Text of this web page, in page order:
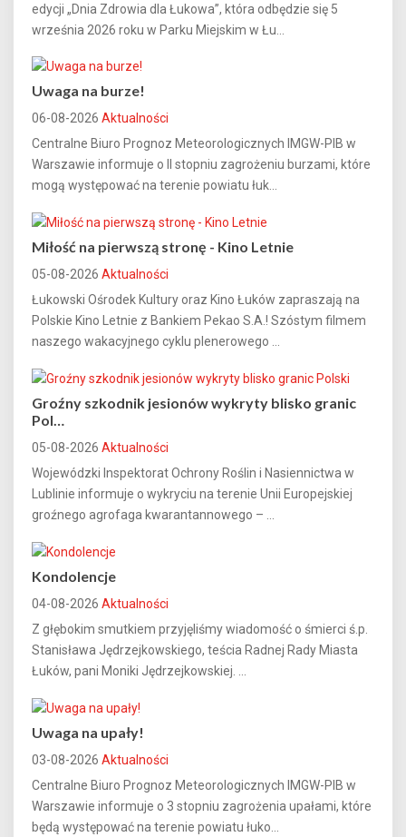
edycji „Dnia Zdrowia dla Łukowa”, która odbędzie się 5
września 2026 roku w Parku Miejskim w Łu...
Uwaga na burze!
06-08-2026 Aktualności
Centralne Biuro Prognoz Meteorologicznych IMGW-PIB w
Warszawie informuje o II stopniu zagrożeniu burzami, które
mogą występować na terenie powiatu łuk...
Miłość na pierwszą stronę - Kino Letnie
05-08-2026 Aktualności
Łukowski Ośrodek Kultury oraz Kino Łuków zapraszają na
Polskie Kino Letnie z Bankiem Pekao S.A.! Szóstym filmem
naszego wakacyjnego cyklu plenerowego ...
Groźny szkodnik jesionów wykryty blisko granic
Pol…
05-08-2026 Aktualności
Wojewódzki Inspektorat Ochrony Roślin i Nasiennictwa w
Lublinie informuje o wykryciu na terenie Unii Europejskiej
groźnego agrofaga kwarantannowego – ...
Kondolencje
04-08-2026 Aktualności
Z głębokim smutkiem przyjęliśmy wiadomość o śmierci ś.p.
Stanisława Jędrzejkowskiego, teścia Radnej Rady Miasta
Łuków, pani Moniki Jędrzejkowskiej. ...
Uwaga na upały!
03-08-2026 Aktualności
Centralne Biuro Prognoz Meteorologicznych IMGW-PIB w
Warszawie informuje o 3 stopniu zagrożenia upałami, które
będą występować na terenie powiatu łuko...